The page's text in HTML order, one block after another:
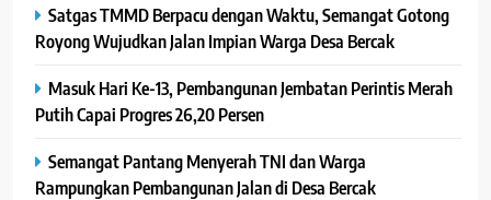
Satgas TMMD Berpacu dengan Waktu, Semangat Gotong
Royong Wujudkan Jalan Impian Warga Desa Bercak
Masuk Hari Ke-13, Pembangunan Jembatan Perintis Merah
Putih Capai Progres 26,20 Persen
Semangat Pantang Menyerah TNI dan Warga
Rampungkan Pembangunan Jalan di Desa Bercak